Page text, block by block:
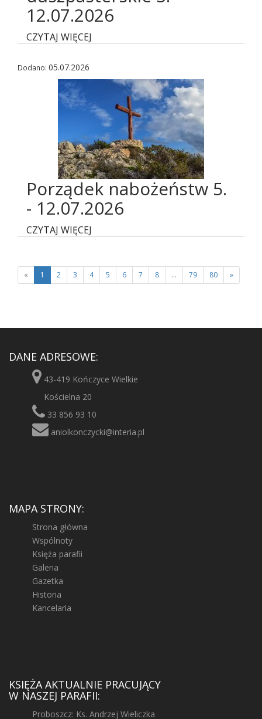
12.07.2026
CZYTAJ WIĘCEJ
Dodano: 05.07.2026
Porządek nabożeństw 5.
- 12.07.2026
CZYTAJ WIĘCEJ
« 1 2 3 4 5 6 7 8 ... 79 80 »
DANE ADRESOWE:
43-419 Kończyce Wielkie
Kościelna 20
33 856 93 10
aniolkonczycki@interia.pl
MAPA STRONY:
Strona główna
Wspólnoty
Księża parafii
Galeria
Gazetka
Historia
Kancelaria
KSIĘŻA AKTUALNIE PRACUJĄCY
W NASZEJ PARAFII:
Proboszcz: Ks. Andrzej Wieliczka